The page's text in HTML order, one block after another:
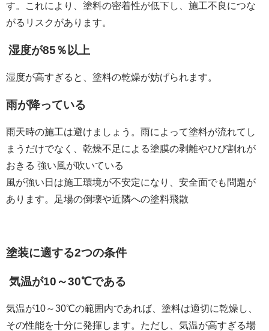
す。これにより、塗料の密着性が低下し、施工不良につな
がるリスクがあります。
湿度が85％以上
湿度が高すぎると、塗料の乾燥が妨げられます。
雨が降っている
雨天時の施工は避けましょう。雨によって塗料が流れてし
まうだけでなく、乾燥不足による塗膜の剥離やひび割れが
おきる 強い風が吹いている
風が強い日は施工環境が不安定になり、安全面でも問題が
あります。足場の倒壊や近隣への塗料飛散
塗装に適する2つの条件
気温が10～30℃である
気温が10～30℃の範囲内であれば、塗料は適切に乾燥し、
その性能を十分に発揮します。ただし、気温が高すぎる場